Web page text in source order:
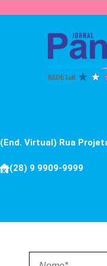
(End. Virtual) Rua
(28) 9 9909-9999